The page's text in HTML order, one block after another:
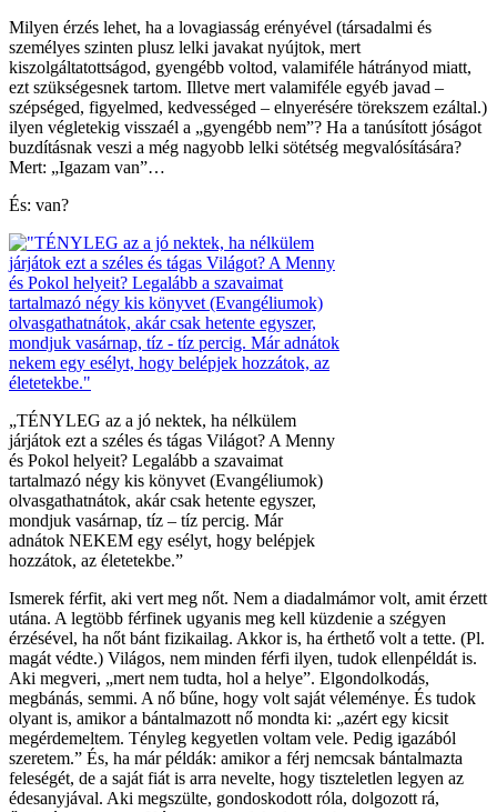
Milyen érzés lehet, ha a lovagiasság erényével (társadalmi és
személyes szinten plusz lelki javakat nyújtok, mert
kiszolgáltatottságod, gyengébb voltod, valamiféle hátrányod miatt,
ezt szükségesnek tartom. Illetve mert valamiféle egyéb javad –
szépséged, figyelmed, kedvességed – elnyerésére törekszem ezáltal.)
ilyen végletekig visszaél a „gyengébb nem”? Ha a tanúsított jóságot
buzdításnak veszi a még nagyobb lelki sötétség megvalósítására?
Mert: „Igazam van”…
És: van?
„TÉNYLEG az a jó nektek, ha nélkülem
járjátok ezt a széles és tágas Világot? A Menny
és Pokol helyeit? Legalább a szavaimat
tartalmazó négy kis könyvet (Evangéliumok)
olvasgathatnátok, akár csak hetente egyszer,
mondjuk vasárnap, tíz – tíz percig. Már
adnátok NEKEM egy esélyt, hogy belépjek
hozzátok, az életetekbe.”
Ismerek férfit, aki vert meg nőt. Nem a diadalmámor volt, amit érzett
utána. A legtöbb férfinek ugyanis meg kell küzdenie a szégyen
érzésével, ha nőt bánt fizikailag. Akkor is, ha érthető volt a tette. (Pl.
magát védte.) Világos, nem minden férfi ilyen, tudok ellenpéldát is.
Aki megveri, „mert nem tudta, hol a helye”. Elgondolkodás,
megbánás, semmi. A nő bűne, hogy volt saját véleménye. És tudok
olyant is, amikor a bántalmazott nő mondta ki: „azért egy kicsit
megérdemeltem. Tényleg kegyetlen voltam vele. Pedig igazából
szeretem.” És, ha már példák: amikor a férj nemcsak bántalmazta
feleségét, de a saját fiát is arra nevelte, hogy tiszteletlen legyen az
édesanyjával. Aki megszülte, gondoskodott róla, dolgozott rá,